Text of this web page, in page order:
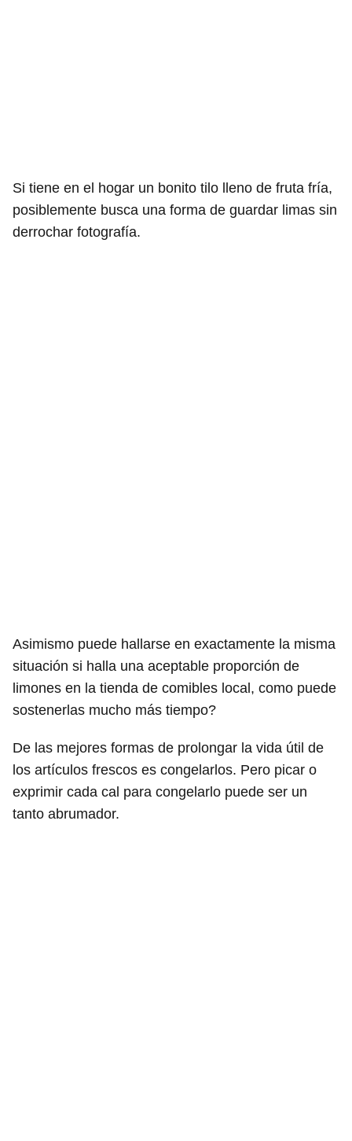
Si tiene en el hogar un bonito tilo lleno de fruta fría,
posiblemente busca una forma de guardar limas sin
derrochar fotografía.
Asimismo puede hallarse en exactamente la misma
situación si halla una aceptable proporción de
limones en la tienda de comibles local, como puede
sostenerlas mucho más tiempo?
De las mejores formas de prolongar la vida útil de
los artículos frescos es congelarlos. Pero picar o
exprimir cada cal para congelarlo puede ser un
tanto abrumador.